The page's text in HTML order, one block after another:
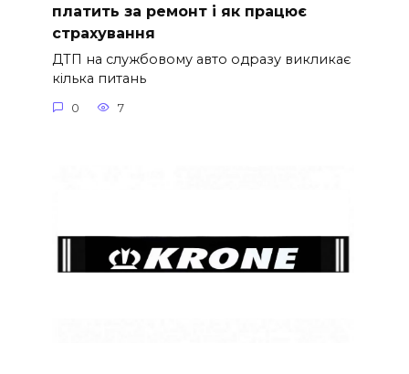
платить за ремонт і як працює
страхування
ДТП на службовому авто одразу викликає
кілька питань
0 7